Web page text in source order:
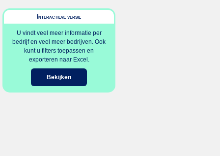
Interactieve versie
U vindt veel meer informatie per
bedrijf en veel meer bedrijven. Ook
kunt u filters toepassen en
exporteren naar Excel.
Bekijken